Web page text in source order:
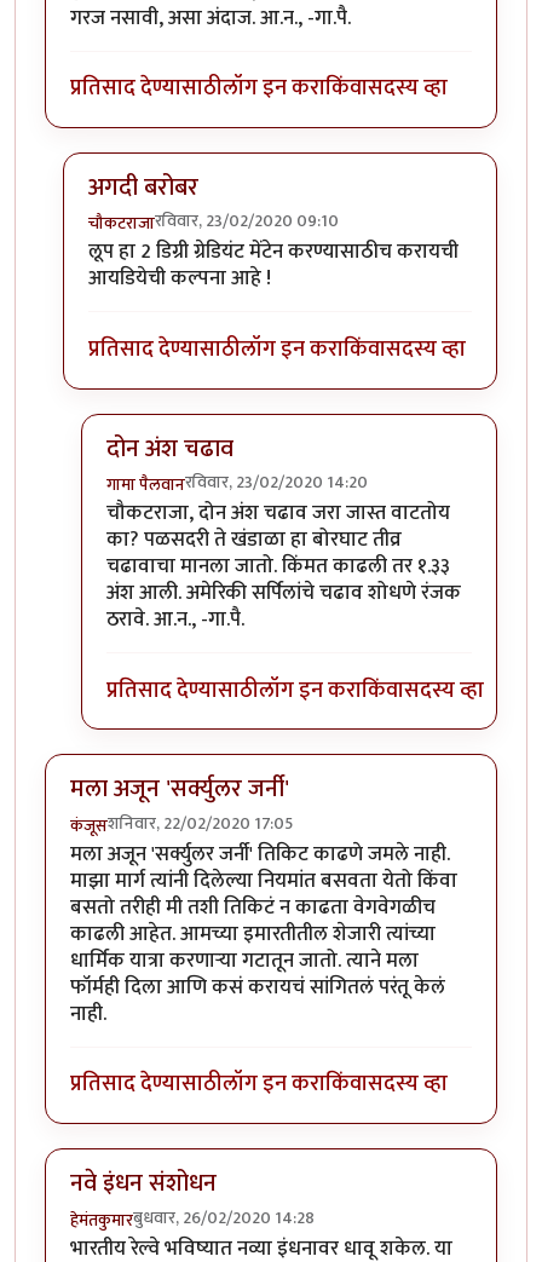
गरज नसावी, असा अंदाज. आ.न., -गा.पै.
प्रतिसाद देण्यासाठीलॉग इन कराकिंवासदस्य व्हा
अगदी बरोबर
चौकटराजारविवार, 23/02/2020 09:10
In reply toविल्यम व ग्रेट लूपbyगामा पैलवान
लूप हा 2 डिग्री ग्रेडियंट मेंटेन करण्यासाठीच करायची
आयडियेची कल्पना आहे !
प्रतिसाद देण्यासाठीलॉग इन कराकिंवासदस्य व्हा
दोन अंश चढाव
गामा पैलवानरविवार, 23/02/2020 14:20
In reply toअगदी बरोबरbyचौकटराजा
चौकटराजा, दोन अंश चढाव जरा जास्त वाटतोय
का? पळसदरी ते खंडाळा हा बोरघाट तीव्र
चढावाचा मानला जातो. किंमत काढली तर १.३३
अंश आली. अमेरिकी सर्पिलांचे चढाव शोधणे रंजक
ठरावे. आ.न., -गा.पै.
प्रतिसाद देण्यासाठीलॉग इन कराकिंवासदस्य व्हा
मला अजून 'सर्क्युलर जर्नी'
कंजूसशनिवार, 22/02/2020 17:05
मला अजून 'सर्क्युलर जर्नी' तिकिट काढणे जमले नाही.
माझा मार्ग त्यांनी दिलेल्या नियमांत बसवता येतो किंवा
बसतो तरीही मी तशी तिकिटं न काढता वेगवेगळीच
काढली आहेत. आमच्या इमारतीतील शेजारी त्यांच्या
धार्मिक यात्रा करणाऱ्या गटातून जातो. त्याने मला
फॉर्मही दिला आणि कसं करायचं सांगितलं परंतू केलं
नाही.
प्रतिसाद देण्यासाठीलॉग इन कराकिंवासदस्य व्हा
नवे इंधन संशोधन
हेमंतकुमारबुधवार, 26/02/2020 14:28
भारतीय रेल्वे भविष्यात नव्या इंधनावर धावू शकेल. या